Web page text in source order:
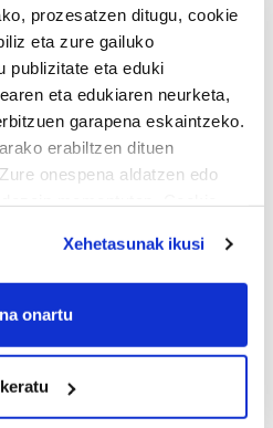
prozesatzen ditugu, cookie
eta zure gailuko
publizitate eta eduki
eta edukiaren neurketa,
garapena eskaintzeko.
erabiltzen dituen
onespena aldatzen edo
like to:
about your geographical
by actively scanning it for
(fingerprinting)
Xehetasunak ikusi
onartu